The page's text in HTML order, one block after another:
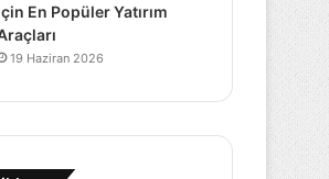
En Popüler Yatırım
19 Haziran 2026